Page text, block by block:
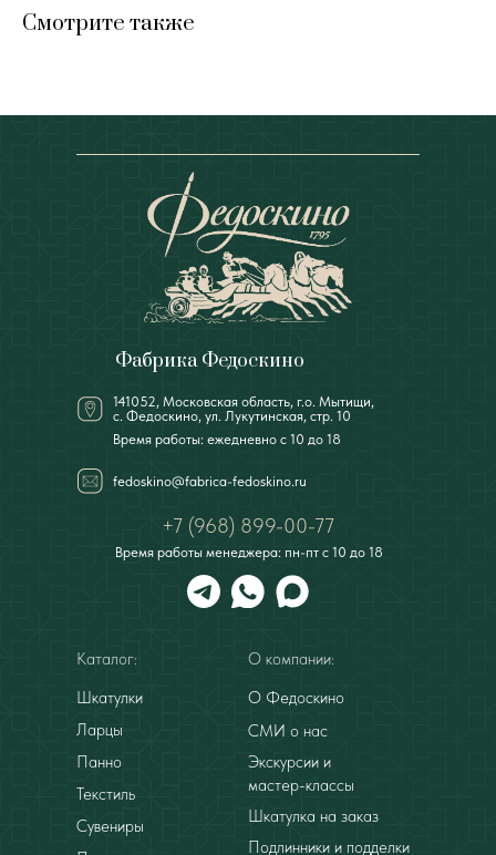
Смотрите также
141052, Московская область, г.о. Мытищи,
с. Федоскино, ул. Лукутинская, стр. 10
Фабрика Федоскино
+7 (968) 899-00-77
Время работы: ежедневно с 10 до 18
Время работы менеджера: пн-пт с 10 до 18
Каталог:
Шкатулки
Ларцы
Панно
Текстиль
Сувениры
О компании:
О Федоскино
Экскурсии и
мастер-классы
Подлинники и подделки
fedoskino@fabrica-fedoskino.ru
Шкатулка на заказ
СМИ о нас